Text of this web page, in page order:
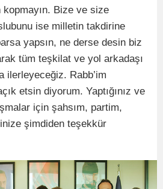
Bize ve size
ise milletin takdirine
yapsın, ne derse desin biz
tüm teşkilat ve yol arkadaşı
ilerleyeceğiz. Rabb’im
etsin diyorum. Yaptığınız ve
için şahsım, partim,
şimdiden teşekkür